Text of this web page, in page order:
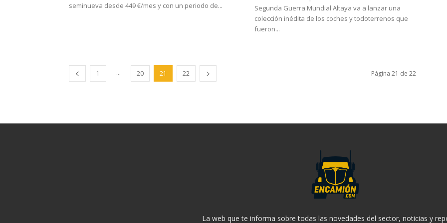
seminueva desde 449 €/mes y con un periodo de...
Segunda Guerra Mundial Altaya va a lanzar una
colección inédita de los coches y todoterrenos que
fueron...
1 ... 20 21 22 Página 21 de 22
La web que te informa sobre todas las novedades del sector, noticias y